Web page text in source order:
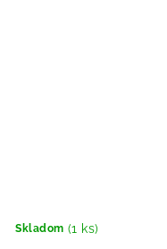
Skladom (1 ks)